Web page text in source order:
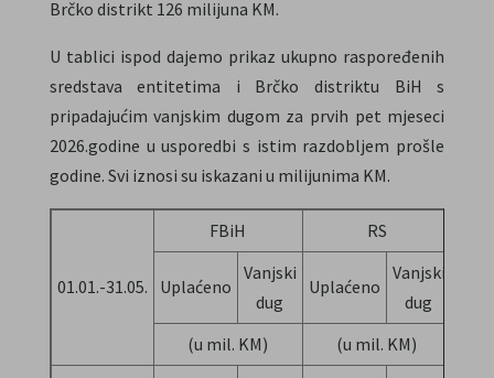
Brčko distrikt 126 milijuna KM.
U tablici ispod dajemo prikaz ukupno raspoređenih
sredstava entitetima i Brčko distriktu BiH s
pripadajućim vanjskim dugom za prvih pet mjeseci
2026.godine u usporedbi s istim razdobljem prošle
godine. Svi iznosi su iskazani u milijunima KM.
01.01.-31.05.
FBiH RS
Uplaćeno
Vanjski
dug
Uplaćeno
Vanjski
dug
(u mil. KM) (u mil. KM)